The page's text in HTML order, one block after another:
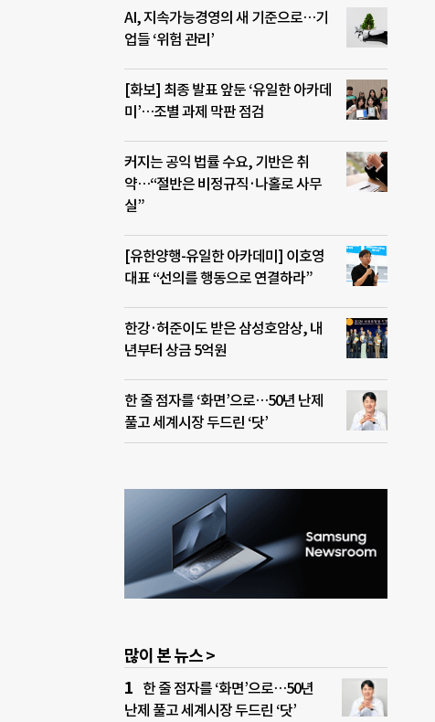
AI, 지속가능경영의 새 기준으로…기
업들 ‘위험 관리’
[화보] 최종 발표 앞둔 ‘유일한 아카데
미’…조별 과제 막판 점검
커지는 공익 법률 수요, 기반은 취
약…“절반은 비정규직·나홀로 사무
실”
[유한양행-유일한 아카데미] 이호영
대표 “선의를 행동으로 연결하라”
한강·허준이도 받은 삼성호암상, 내
년부터 상금 5억원
한 줄 점자를 ‘화면’으로…50년 난제
풀고 세계시장 두드린 ‘닷’
많이 본 뉴스 >
한 줄 점자를 ‘화면’으로…50년
난제 풀고 세계시장 두드린 ‘닷’